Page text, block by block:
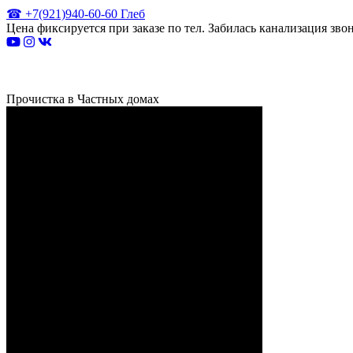
☎ +7(921)940-60-60 Глеб
Цена фиксируется при заказе по тел. Забилась канализация
Прочистка в Частных домах